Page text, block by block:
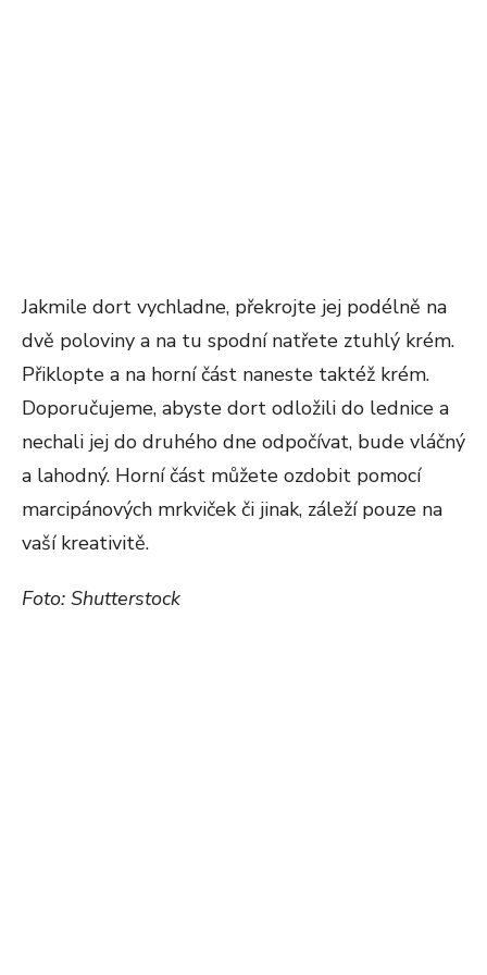
Jakmile dort vychladne, překrojte jej podélně na
dvě poloviny a na tu spodní natřete ztuhlý krém.
Přiklopte a na horní část naneste taktéž krém.
Doporučujeme, abyste dort odložili do lednice a
nechali jej do druhého dne odpočívat, bude vláčný
a lahodný. Horní část můžete ozdobit pomocí
marcipánových mrkviček či jinak, záleží pouze na
vaší kreativitě.
Foto: Shutterstock